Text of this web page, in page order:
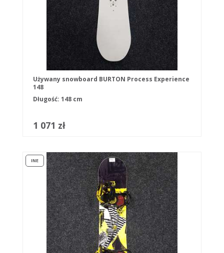
Używany snowboard BURTON Process Experience
148
Długość: 148 cm
1 071 zł
INE